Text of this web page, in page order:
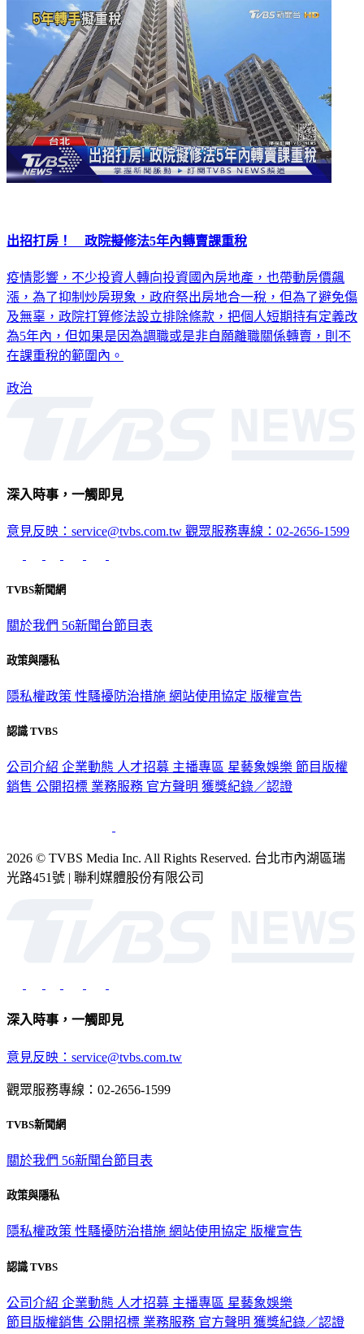
出招打房！ 政院擬修法5年內轉賣課重稅
疫情影響，不少投資人轉向投資國內房地產，也帶動房價飆
漲，為了抑制炒房現象，政府祭出房地合一稅，但為了避免傷
及無辜，政院打算修法設立排除條款，把個人短期持有定義改
為5年內，但如果是因為調職或是非自願離職關係轉賣，則不
在課重稅的範圍內。
政治
深入時事，一觸即見
意見反映：service@tvbs.com.tw 觀眾服務專線：02-2656-1599
TVBS新聞網
關於我們 56新聞台節目表
政策與隱私
隱私權政策 性騷擾防治措施 網站使用協定 版權宣告
認識 TVBS
公司介紹 企業動態 人才招募 主播專區 星藝象娛樂 節目版權
銷售 公開招標 業務服務 官方聲明 獲獎紀錄／認證
2026 © TVBS Media Inc. All Rights Reserved. 台北市內湖區瑞
光路451號 | 聯利媒體股份有限公司
深入時事，一觸即見
意見反映：service@tvbs.com.tw
觀眾服務專線：02-2656-1599
TVBS新聞網
關於我們 56新聞台節目表
政策與隱私
隱私權政策 性騷擾防治措施 網站使用協定 版權宣告
認識 TVBS
公司介紹 企業動態 人才招募 主播專區 星藝象娛樂
節目版權銷售 公開招標 業務服務 官方聲明 獲獎紀錄／認證